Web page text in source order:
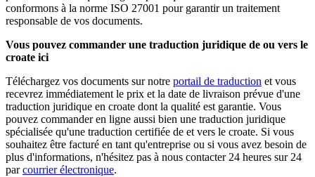
conformons à la norme ISO 27001 pour garantir un traitement
responsable de vos documents.
Vous pouvez commander une traduction juridique de ou vers le
croate ici
Téléchargez vos documents sur notre portail de traduction et vous
recevrez immédiatement le prix et la date de livraison prévue d'une
traduction juridique en croate dont la qualité est garantie. Vous
pouvez commander en ligne aussi bien une traduction juridique
spécialisée qu'une traduction certifiée de et vers le croate. Si vous
souhaitez être facturé en tant qu'entreprise ou si vous avez besoin de
plus d'informations, n'hésitez pas à nous contacter 24 heures sur 24
parcourrier électronique.